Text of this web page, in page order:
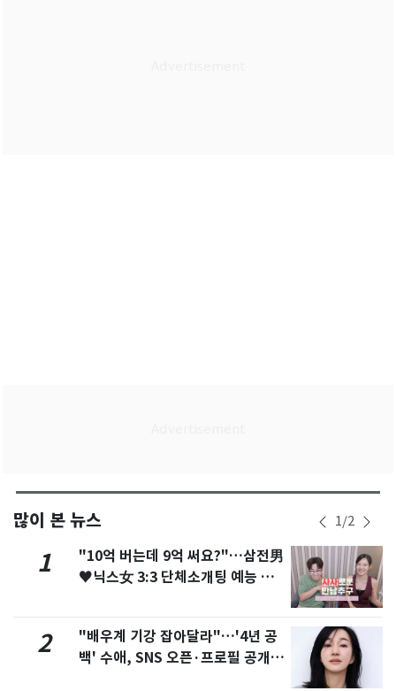
많이 본 뉴스 1/2
1
"10억 버는데 9억 써요?"…삼전男
♥닉스女 3:3 단체소개팅 예능 화
2
"배우계 기강 잡아달라"…'4년 공
백' 수애, SNS 오픈·프로필 공개